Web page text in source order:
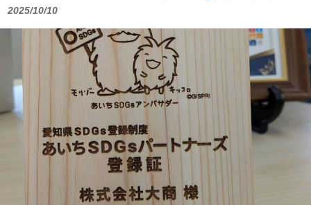
2025/10/10